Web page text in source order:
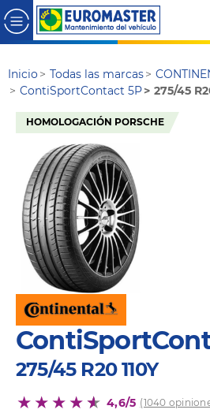
Inicio Todas las marcas
ContiSportContact 5P
275/45
HOMOLOGACIÓN PORSCHE
275/45 R20 110Y
4,6/5 (1040